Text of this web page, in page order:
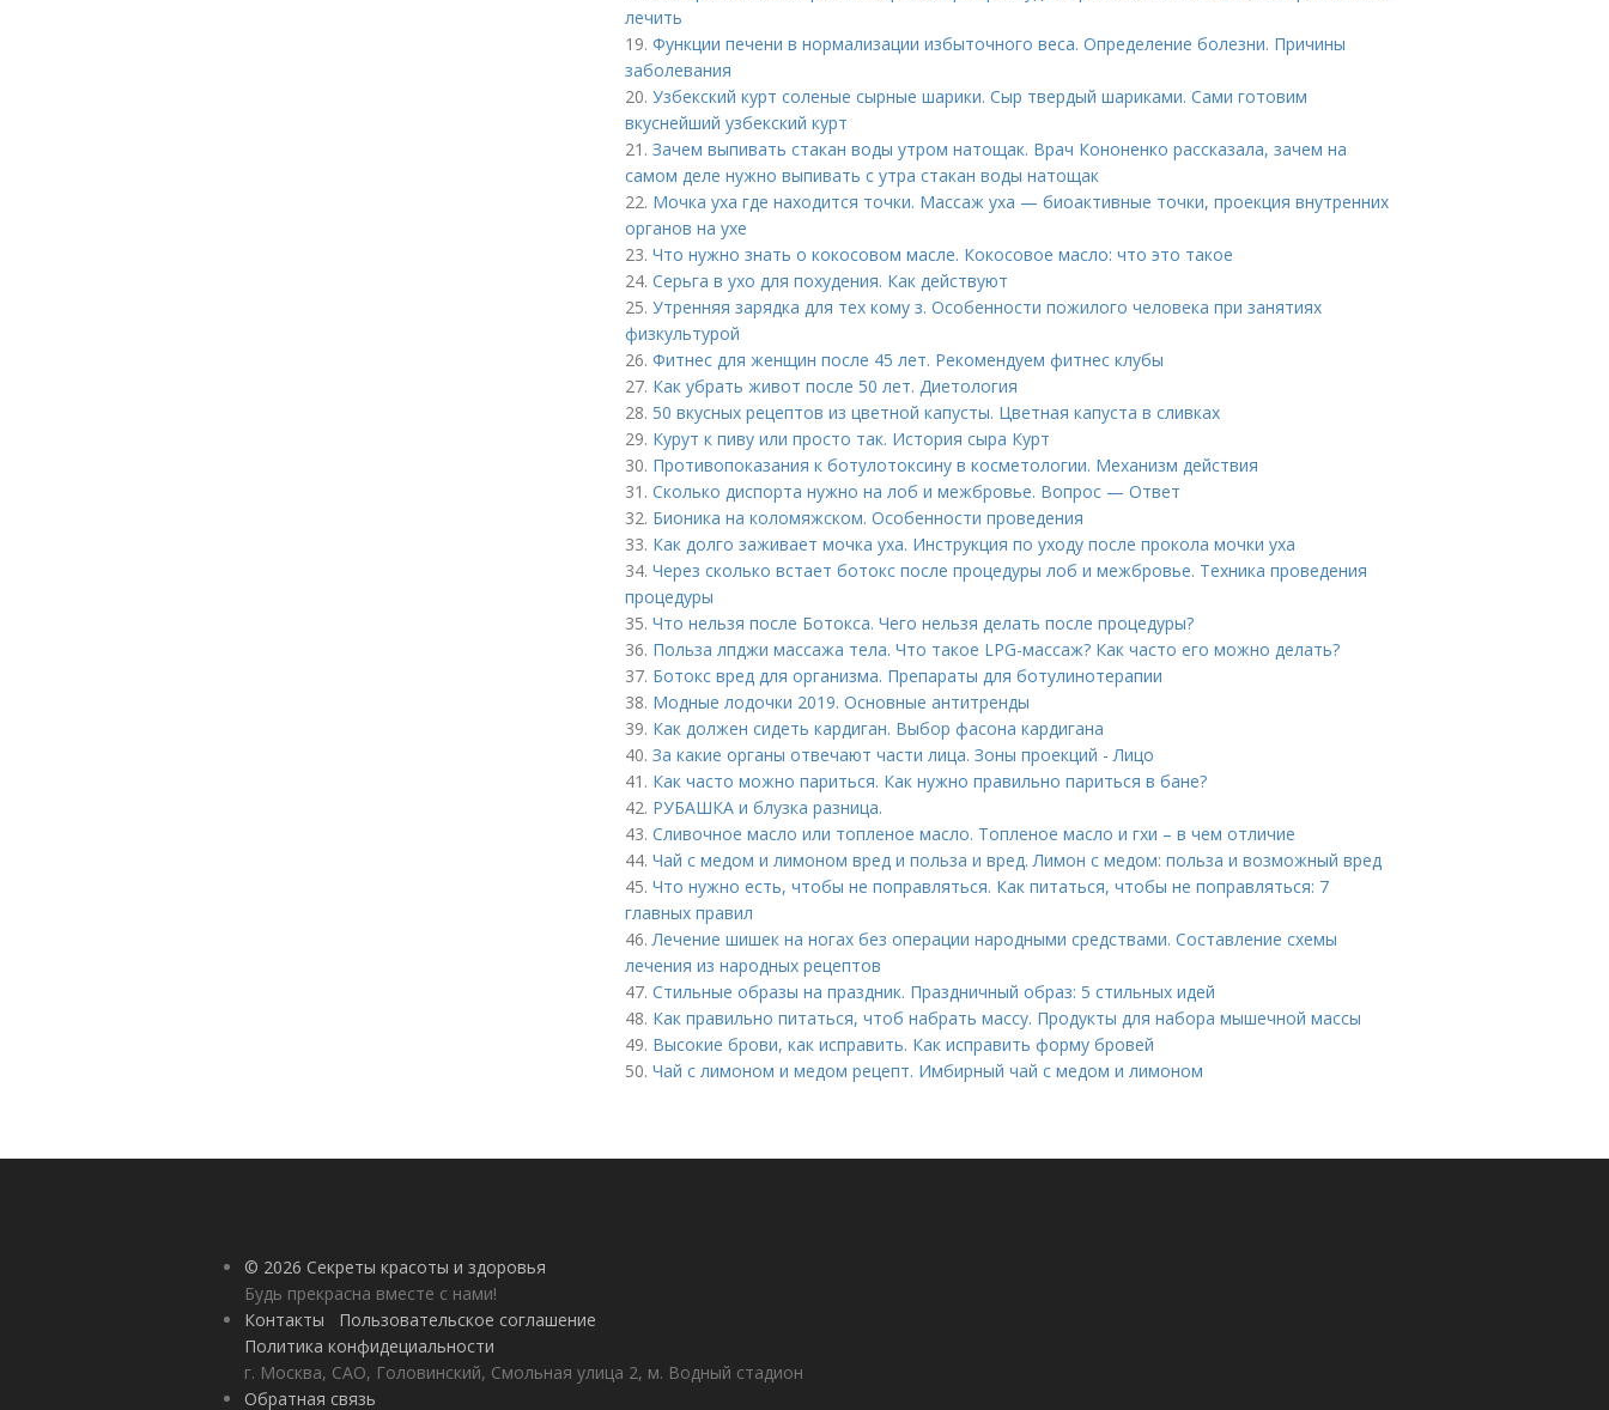
лечить
19. Функции печени в нормализации избыточного веса. Определение болезни. Причины
заболевания
20. Узбекский курт соленые сырные шарики. Сыр твердый шариками. Сами готовим
вкуснейший узбекский курт
21. Зачем выпивать стакан воды утром натощак. Врач Кононенко рассказала, зачем на
самом деле нужно выпивать с утра стакан воды натощак
22. Мочка уха где находится точки. Массаж уха — биоактивные точки, проекция внутренних
органов на ухе
23. Что нужно знать о кокосовом масле. Кокосовое масло: что это такое
24. Серьга в ухо для похудения. Как действуют
25. Утренняя зарядка для тех кому з. Особенности пожилого человека при занятиях
физкультурой
26. Фитнес для женщин после 45 лет. Рекомендуем фитнес клубы
27. Как убрать живот после 50 лет. Диетология
28. 50 вкусных рецептов из цветной капусты. Цветная капуста в сливках
29. Курут к пиву или просто так. История сыра Курт
30. Противопоказания к ботулотоксину в косметологии. Механизм действия
31. Сколько диспорта нужно на лоб и межбровье. Вопрос — Ответ
32. Бионика на коломяжском. Особенности проведения
33. Как долго заживает мочка уха. Инструкция по уходу после прокола мочки уха
34. Через сколько встает ботокс после процедуры лоб и межбровье. Техника проведения
процедуры
35. Что нельзя после Ботокса. Чего нельзя делать после процедуры?
36. Польза лпджи массажа тела. Что такое LPG-массаж? Как часто его можно делать?
37. Ботокс вред для организма. Препараты для ботулинотерапии
38. Модные лодочки 2019. Основные антитренды
39. Как должен сидеть кардиган. Выбор фасона кардигана
40. За какие органы отвечают части лица. Зоны проекций - Лицо
41. Как часто можно париться. Как нужно правильно париться в бане?
42. РУБАШКА и блузка разница.
43. Сливочное масло или топленое масло. Топленое масло и гхи – в чем отличие
44. Чай с медом и лимоном вред и польза и вред. Лимон с медом: польза и возможный вред
45. Что нужно есть, чтобы не поправляться. Как питаться, чтобы не поправляться: 7
главных правил
46.Лечение шишек на ногах без операции народными средствами. Составление схемы
лечения из народных рецептов
47. Стильные образы на праздник. Праздничный образ: 5 стильных идей
48. Как правильно питаться, чтоб набрать массу. Продукты для набора мышечной массы
49. Высокие брови, как исправить. Как исправить форму бровей
50. Чай с лимоном и медом рецепт. Имбирный чай с медом и лимоном
© 2026 Секреты красоты и здоровья
Будь прекрасна вместе с нами!
Контакты
Пользовательское соглашение
Политика конфидециальности
г. Москва, САО, Головинский, Смольная улица 2, м. Водный стадион
Обратная связь